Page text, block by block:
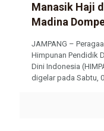
Manasik Haji
Madina
JAMPANG –
Himpunan Pendidik
Dini Indonesia
digelar pada Sabtu,